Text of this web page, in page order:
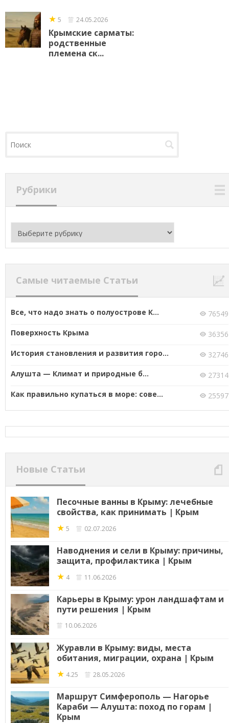
★ 5 24.05.2026
Крымские сарматы:
родственные
племена ск...
Рубрики
Рубрики
Самые читаемые Статьи
Все, что надо знать о полуострове К...
76549
Поверхность Крыма
36356
История становления и развития горо...
32746
Алушта — Климат и природные б...
27314
Как правильно купаться в море: сове...
25597
Новые Статьи
Песочные ванны в Крыму: лечебные
свойства, как принимать | Крым
★ 5 02.07.2026
Наводнения и сели в Крыму: причины,
защита, профилактика | Крым
★ 4 11.06.2026
Карьеры в Крыму: урон ландшафтам и
пути решения | Крым
10.06.2026
Журавли в Крыму: виды, места
обитания, миграции, охрана | Крым
★ 4.25 28.05.2026
Маршрут Симферополь — Нагорье
Караби — Алушта: поход по горам |
Крым